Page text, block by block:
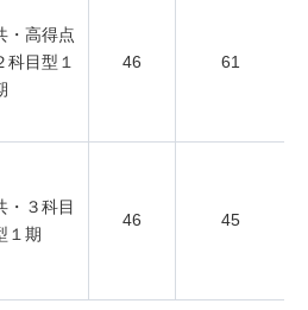
・高得点
科目型１
46 61
・３科目
１期
46 45